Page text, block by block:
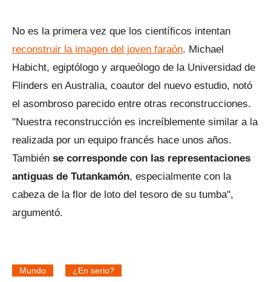
No es la primera vez que los científicos intentan
reconstruir la imagen del joven faraón. Michael
Habicht, egiptólogo y arqueólogo de la Universidad de
Flinders en Australia, coautor del nuevo estudio, notó
el asombroso parecido entre otras reconstrucciones.
"Nuestra reconstrucción es increíblemente similar a la
realizada por un equipo francés hace unos años.
También se corresponde con las representaciones
antiguas de Tutankamón, especialmente con la
cabeza de la flor de loto del tesoro de su tumba",
argumentó.
Mundo ¿En serio?